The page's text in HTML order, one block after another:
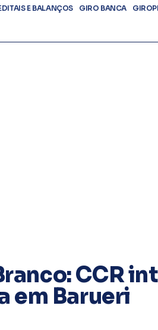
E BALANÇOS GIRO BANCA
CCR
em Barueri